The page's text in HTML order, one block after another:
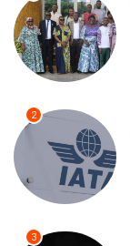
2
3